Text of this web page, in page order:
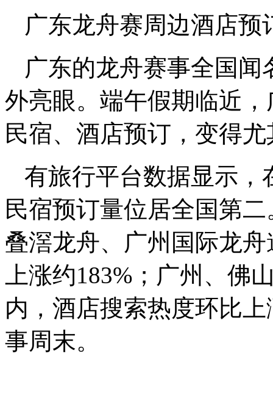
广东龙舟赛周边酒店预
广东的龙舟赛事全国
外亮眼。端午假期临近
民宿、酒店预订，变得
有旅行平台数据显示，
民宿预订量位居全国第
叠滘龙舟、广州国际龙
上涨约183%；广州、佛
内，酒店搜索热度环比
事周末。